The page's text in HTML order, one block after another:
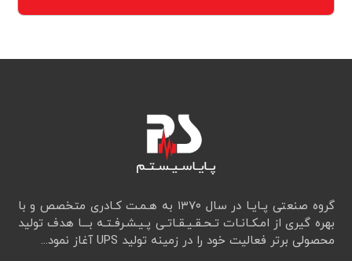
گروه صنعتی پـایـا در سال ۱۳۷۰ به هـمـت کـادری متخصص و با
بهره گیری از امـکـانـات تـحـقـيـقـاتـی پـیـشـرفـتـه بـــا هدف تولید
محصولی برتر فعالیت خود را در زمینه تولید UPS آغاز نمود...